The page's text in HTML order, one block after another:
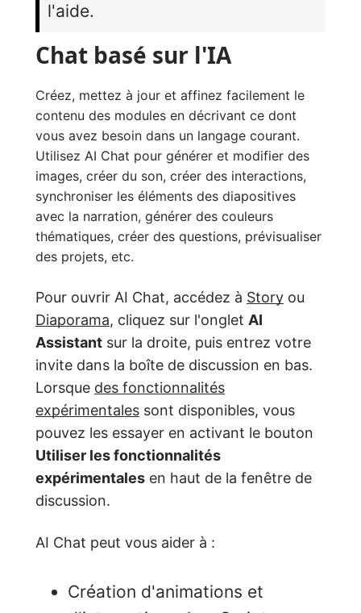
l'aide.
Chat basé sur l'IA
Créez, mettez à jour et affinez facilement le
contenu des modules en décrivant ce dont
vous avez besoin dans un langage courant.
Utilisez AI Chat pour générer et modifier des
images, créer du son, créer des interactions,
synchroniser les éléments des diapositives
avec la narration, générer des couleurs
thématiques, créer des questions, prévisualiser
des projets, etc.
Pour ouvrir AI Chat, accédez à Story ou
Diaporama, cliquez sur l'onglet AI
Assistant sur la droite, puis entrez votre
invite dans la boîte de discussion en bas.
Lorsque des fonctionnalités
expérimentales sont disponibles, vous
pouvez les essayer en activant le bouton
Utiliser les fonctionnalités
expérimentales en haut de la fenêtre de
discussion.
AI Chat peut vous aider à :
Création d'animations et